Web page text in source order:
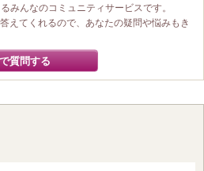
みんなのコミュニティサービスです。
えてくれるので、あなたの疑問や悩みもき
質問する